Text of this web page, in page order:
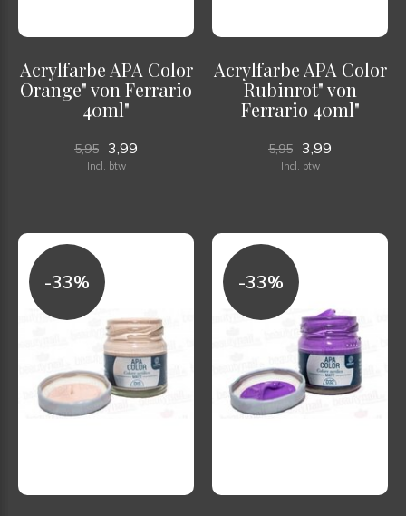
Acrylfarbe APA Color
Orange" von Ferrario
40ml"
5,95 3,99
Incl. btw
Acrylfarbe APA Color
Rubinrot" von
Ferrario 40ml"
5,95 3,99
Incl. btw
-33% -33%